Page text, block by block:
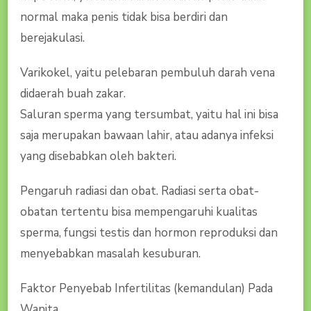
normal maka penis tidak bisa berdiri dan
berejakulasi.
Varikokel, yaitu pelebaran pembuluh darah vena
didaerah buah zakar.
Saluran sperma yang tersumbat, yaitu hal ini bisa
saja merupakan bawaan lahir, atau adanya infeksi
yang disebabkan oleh bakteri.
Pengaruh radiasi dan obat. Radiasi serta obat-
obatan tertentu bisa mempengaruhi kualitas
sperma, fungsi testis dan hormon reproduksi dan
menyebabkan masalah kesuburan.
Faktor Penyebab Infertilitas (kemandulan) Pada